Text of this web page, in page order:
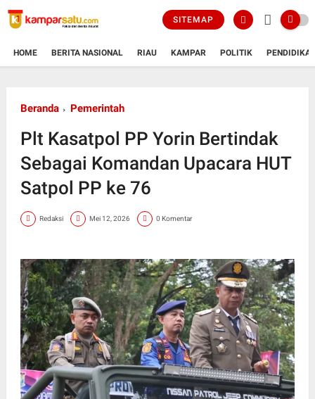
SITEMAP
HOME BERITA NASIONAL RIAU KAMPAR POLITIK
Beranda Pemerintah
Plt Kasatpol PP Yorin Bertindak
Sebagai Komandan Upacara HUT
Satpol PP ke 76
Redaksi Mei 12, 2026 0 Komentar